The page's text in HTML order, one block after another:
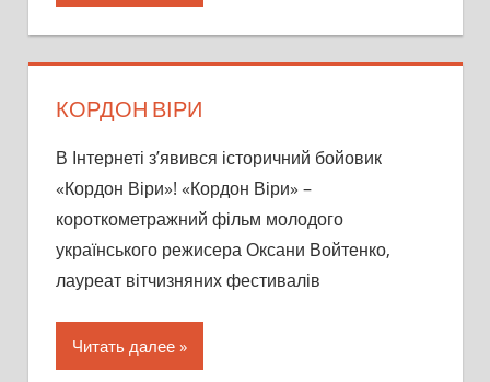
КОРДОН ВІРИ
В Інтернеті з’явився історичний бойовик
«Кордон Віри»! «Кордон Віри» –
короткометражний фільм молодого
українського режисера Оксани Войтенко,
лауреат вітчизняних фестивалів
Читать далее